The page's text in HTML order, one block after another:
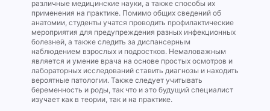
различные медицинские науки, а также способы их
применения на практике. Помимо общих сведений об
анатомии, студенты учатся проводить профилактические
мероприятия для предупреждения разных инфекционных
болезней, а также следить за диспансерным
наблюдением взрослых и подростков. Немаловажным
является и умение врача на основе простых осмотров и
лабораторных исследований ставить диагнозы и находить
вероятные патологии. Также следует учитывать
беременность и роды, так что и это будущий специалист
изучает как в теории, так и на практике.